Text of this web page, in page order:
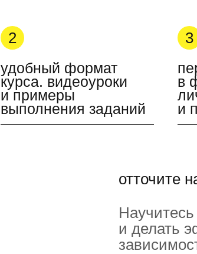
удобный формат
курса. видеоуроки
и примеры
выполнения заданий
2
в
и
3
отточите
и делать